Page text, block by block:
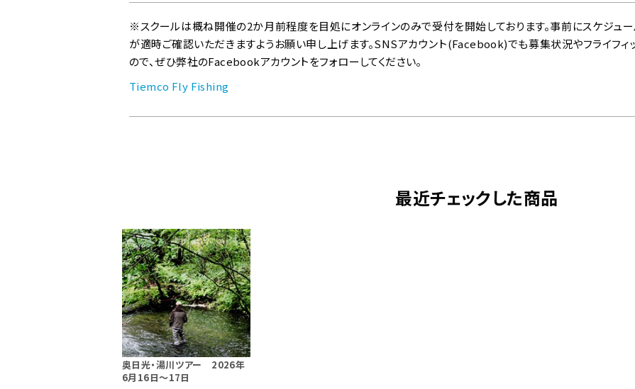
※スクールは概ね開催の2か月前程度を目処にオンラインのみで受付を開始しております。事前にスケジュ
が適時ご確認いただきますようお願い申し上げます。SNSアカウント(Facebook)でも募集状況やフライフィ
ので、ぜひ弊社のFacebookアカウントをフォローしてください。
Tiemco Fly Fishing
最近チェックした商品
奥日光・湯川ツアー 2026年
6月16日～17日